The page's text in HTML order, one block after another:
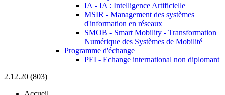
IA - IA : Intelligence Artificielle
MSIR - Management des systèmes
d'information en réseaux
SMOB - Smart Mobility - Transformation
Numérique des Systèmes de Mobilité
Programme d'échange
PEI - Echange international non diplomant
2.12.20 (803)